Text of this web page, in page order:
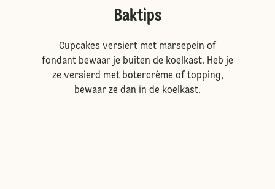
Baktips
Cupcakes versiert met marsepein of
fondant bewaar je buiten de koelkast. Heb je
ze versierd met botercrème of topping,
bewaar ze dan in de koelkast.